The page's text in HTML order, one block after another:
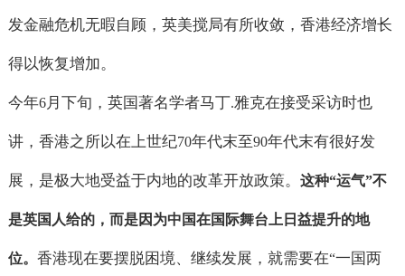
发金融危机无暇自顾，英美搅局有所收敛，香港经济增长
得以恢复增加。
今年6月下旬，英国著名学者马丁.雅克在接受采访时也
讲，香港之所以在上世纪70年代末至90年代末有很好发
展，是极大地受益于内地的改革开放政策。 这种“运气”不
是英国人给的，而是因为中国在国际舞台上日益提升的地
位。 香港现在要摆脱困境、继续发展，就需要在“一国两